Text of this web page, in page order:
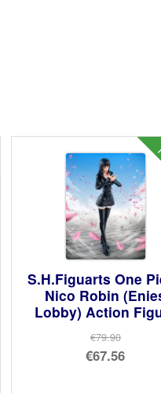
S.H.Figuarts One
Nico Robin
Lobby) Action
€79.90
Le
€67.56